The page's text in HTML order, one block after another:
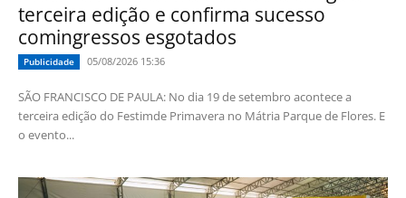
terceira edição e confirma sucesso
comingressos esgotados
Publicidade 05/08/2026 15:36
SÃO FRANCISCO DE PAULA: No dia 19 de setembro acontece a
terceira edição do Festimde Primavera no Mátria Parque de Flores. E
o evento...